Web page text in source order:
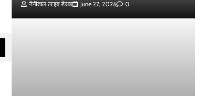
नैनीताल लाइव डेस्क June 27, 2026 0